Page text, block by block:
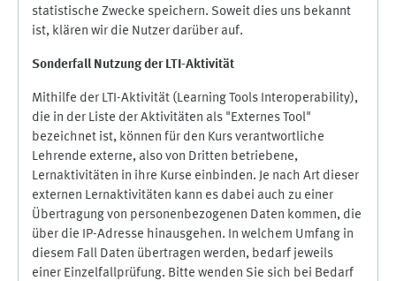
statistische Zwecke speichern. Soweit dies uns bekannt
ist, klären wir die Nutzer darüber auf.
Sonderfall Nutzung der LTI-Aktivität
Mithilfe der LTI-Aktivität (Learning Tools Interoperability),
die in der Liste der Aktivitäten als "Externes Tool"
bezeichnet ist, können für den Kurs verantwortliche
Lehrende externe, also von Dritten betriebene,
Lernaktivitäten in ihre Kurse einbinden. Je nach Art dieser
externen Lernaktivitäten kann es dabei auch zu einer
Übertragung von personenbezogenen Daten kommen, die
über die IP-Adresse hinausgehen. In welchem Umfang in
diesem Fall Daten übertragen werden, bedarf jeweils
einer Einzelfallprüfung. Bitte wenden Sie sich bei Bedarf